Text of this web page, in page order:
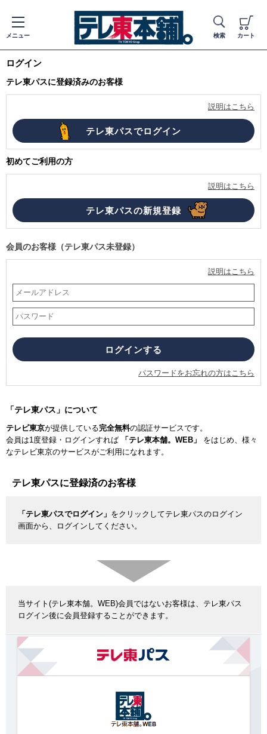
メニュー 検索 カート
ログイン
テレ東パスに登録済みのお客様
説明はこちら
初めてご利用の方
説明はこちら
会員のお客様（テレ東パス未登録）
説明はこちら
パスワードをお忘れの方はこちら
「テレ東パス」について
テレビ東京が提供している完全無料の認証サービスです。
会員は1度登録・ログインすれば
「テレ東本舗。WEB」 をはじめ、様々
なテレビ東京のサービスがご利用になれます。
テレ東パスに登録済のお客様
「テレ東パスでログイン」 をクリックしてテレ東パスのログイン
画面から、ログインしてください。
当サイト(テレ東本舗。WEB)会員ではないお客様は、テレ東パス
ログイン後に会員登録することができます。